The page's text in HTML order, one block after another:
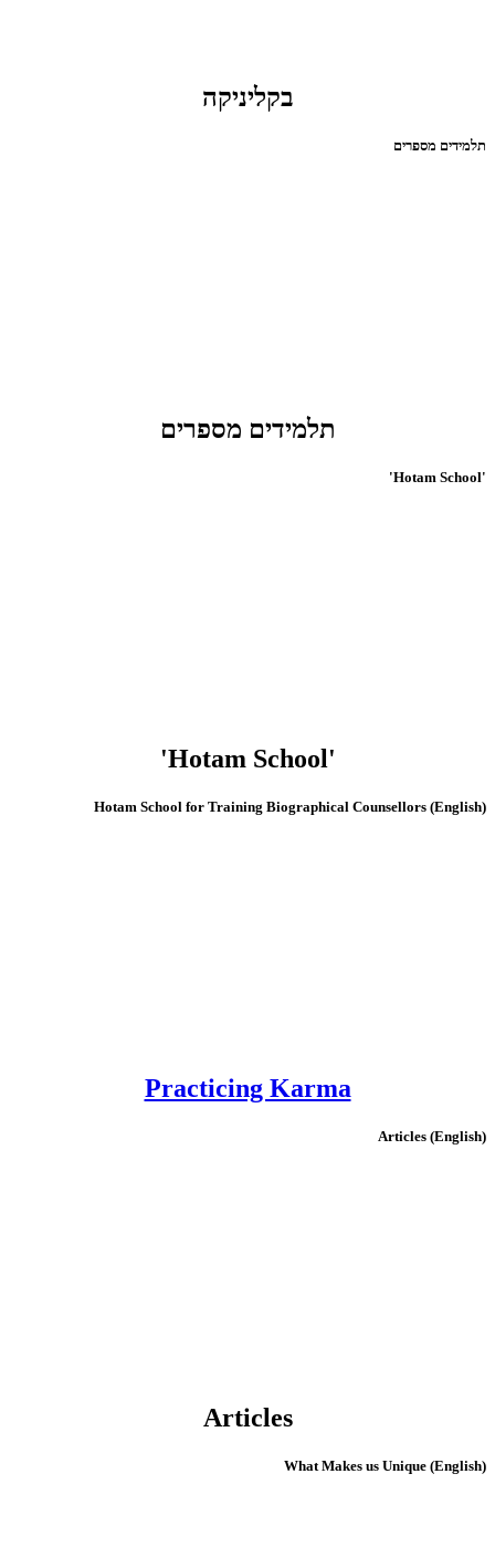
בקליניקה
תלמידים מספרים
תלמידים מספרים
'Hotam School'
'Hotam School'
(English) Hotam School for Training Biographical Counsellors
Practicing Karma
(English) Articles
Articles
(English) What Makes us Unique